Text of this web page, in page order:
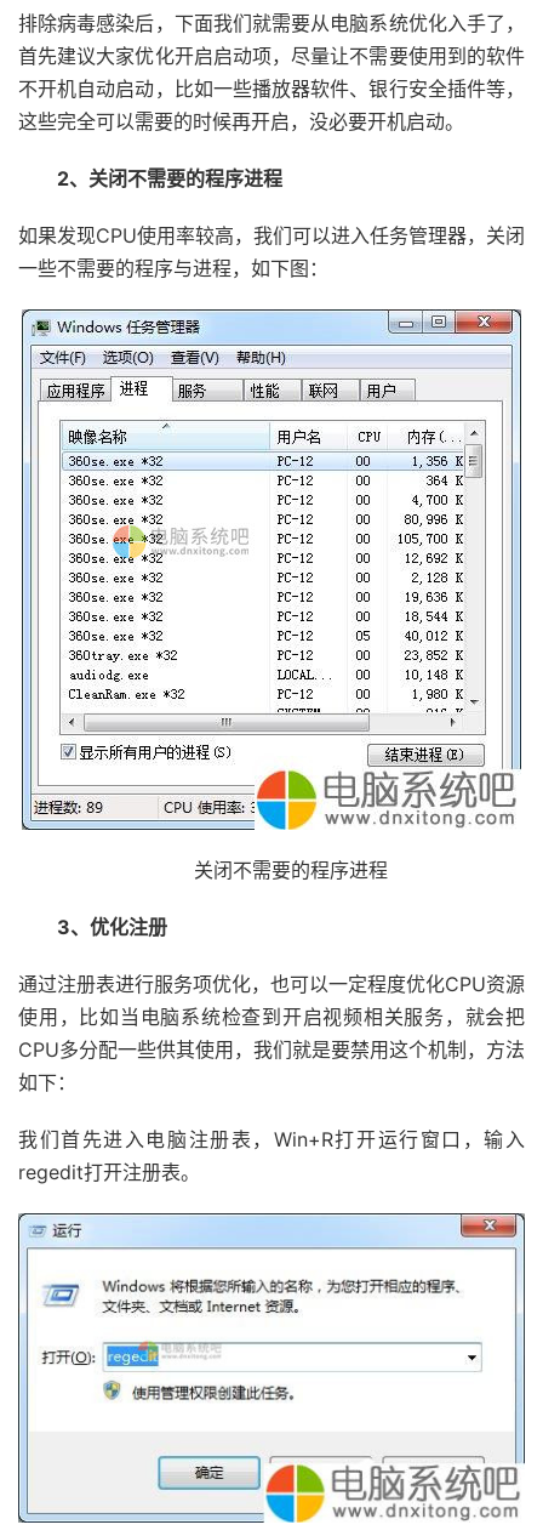
排除病毒感染后，下面我们就需要从电脑系统优化入手了，
首先建议大家优化开启启动项，尽量让不需要使用到的软件
不开机自动启动，比如一些播放器软件、银行安全插件等，
这些完全可以需要的时候再开启，没必要开机启动。
2、关闭不需要的程序进程
如果发现CPU使用率较高，我们可以进入任务管理器，关闭
一些不需要的程序与进程，如下图：
关闭不需要的程序进程
3、优化注册
通过注册表进行服务项优化，也可以一定程度优化CPU资源
使用，比如当电脑系统检查到开启视频相关服务，就会把
CPU多分配一些供其使用，我们就是要禁用这个机制，方法
如下：
我们首先进入电脑注册表，Win+R打开运行窗口，输入
regedit打开注册表。